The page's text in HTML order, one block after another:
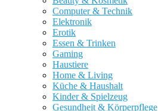
Computer & Technik
Elektronik
Erotik
Essen & Trinken
Gaming
Haustiere
Home & Living
Küche & Haushalt
Kinder & Spielzeug
Gesundheit & Körperpflege